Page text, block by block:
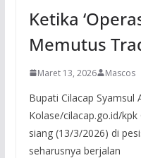
Ketika
Memutus
Maret 13, 2026 Mascos
Bupati Cilacap Syamsul
Kolase/cilacap.go.id/kpk
siang (13/3/2026) di
seharusnya berjalan